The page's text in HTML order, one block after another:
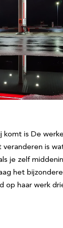
is De
veranderen is
je zelf
het bijzondere
op haar werk